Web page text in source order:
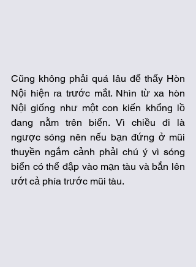
Cũng không phải quá lâu để thấy Hòn
Nội hiện ra trước mắt. Nhìn từ xa hòn
Nội giống như một con kiến khổng lồ
đang nằm trên biển. Vì chiều đi là
ngược sóng nên nếu bạn đứng ở mũi
thuyền ngắm cảnh phải chú ý vì sóng
biển có thể đập vào mạn tàu và bắn lên
ướt cả phía trước mũi tàu.